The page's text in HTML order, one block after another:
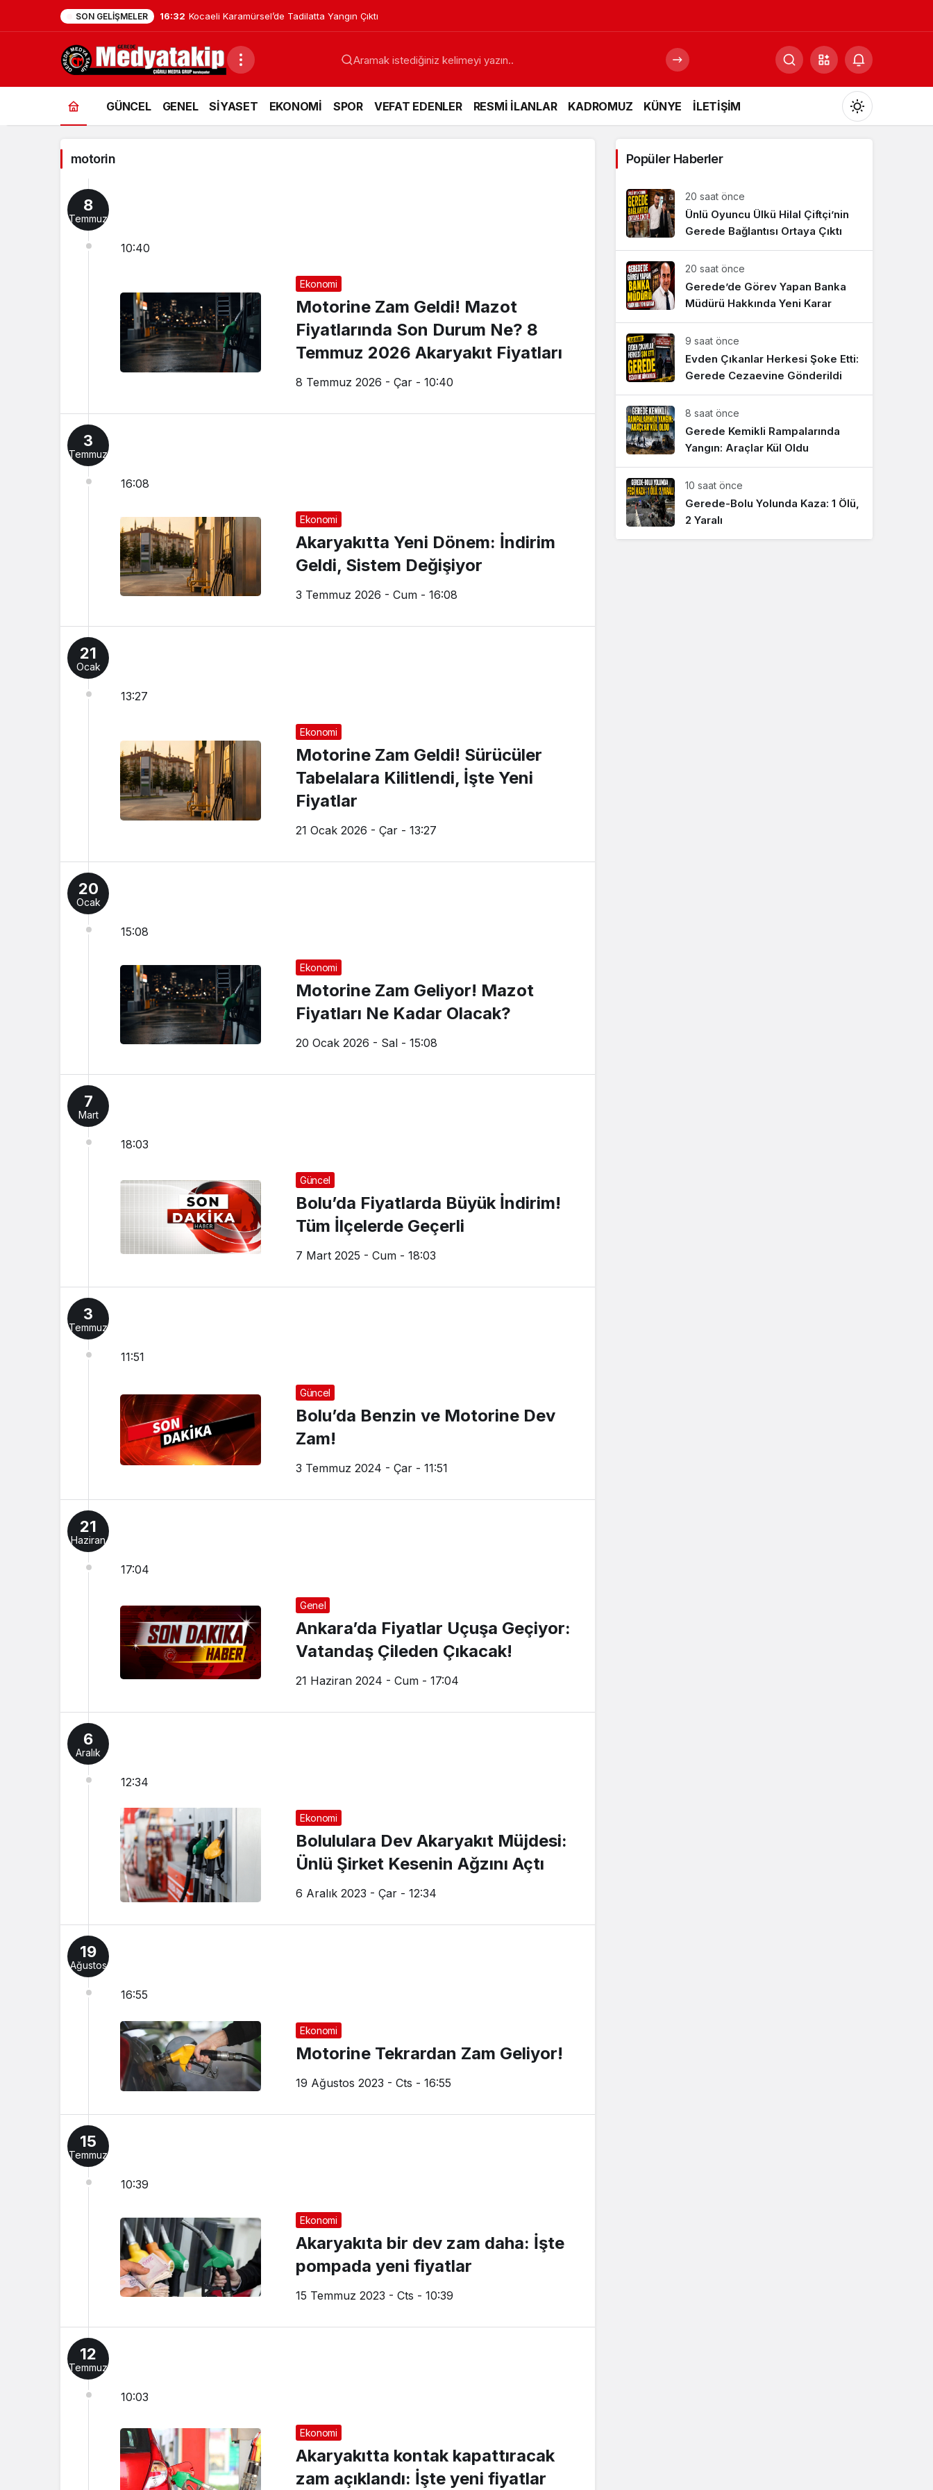
SON GELIŞMELER 16:32 Düzce’de Kadınlar Mutfak Atölyesi ile Profesyonelliğe Adım Attı
motorin
Haberleri
GÜNCEL GENEL SİYASET EKONOMİ SPOR VEFAT EDENLER RESMİ İLANLAR KADROMUZ KÜNYE İLETİŞİM
Mod
değiştir
Gündüz Modu
Gündüz modunu seçin.
Gece Modu
Gece modunu seçin.
Sistem modunu seçin.
motorin
8
Temmuz
10:40
Ekonomi
Motorine Zam Geldi! Mazot
Fiyatlarında Son Durum Ne? 8
Temmuz 2026 Akaryakıt Fiyatları
8 Temmuz 2026 - Çar - 10:40
3
Temmuz
16:08
Ekonomi
Akaryakıtta Yeni Dönem: İndirim
Geldi, Sistem Değişiyor
3 Temmuz 2026 - Cum - 16:08
21
Ocak
13:27
Ekonomi
Motorine Zam Geldi! Sürücüler
Tabelalara Kilitlendi, İşte Yeni
Fiyatlar
21 Ocak 2026 - Çar - 13:27
20
Ocak
15:08
Ekonomi
Motorine Zam Geliyor! Mazot
Fiyatları Ne Kadar Olacak?
20 Ocak 2026 - Sal - 15:08
7
Mart
18:03
Güncel
Bolu’da Fiyatlarda Büyük İndirim!
Tüm İlçelerde Geçerli
7 Mart 2025 - Cum - 18:03
3
Temmuz
11:51
Güncel
Bolu’da Benzin ve Motorine Dev
Zam!
3 Temmuz 2024 - Çar - 11:51
21
Haziran
17:04
Genel
Ankara’da Fiyatlar Uçuşa Geçiyor:
Vatandaş Çileden Çıkacak!
21 Haziran 2024 - Cum - 17:04
6
Aralık
12:34
Ekonomi
Bolululara Dev Akaryakıt Müjdesi:
Ünlü Şirket Kesenin Ağzını Açtı
6 Aralık 2023 - Çar - 12:34
19
Ağustos
16:55
Ekonomi
Motorine Tekrardan Zam Geliyor!
19 Ağustos 2023 - Cts - 16:55
15
Temmuz
10:39
Ekonomi
Akaryakıta bir dev zam daha: İşte
pompada yeni fiyatlar
15 Temmuz 2023 - Cts - 10:39
12
Temmuz
10:03
Ekonomi
Akaryakıtta kontak kapattıracak
zam açıklandı: İşte yeni fiyatlar
Popüler Haberler
20 saat önce
Ünlü Oyuncu Ülkü Hilal Çiftçi’nin
Gerede Bağlantısı Ortaya Çıktı
20 saat önce
Gerede’de Görev Yapan Banka
Müdürü Hakkında Yeni Karar
9 saat önce
Evden Çıkanlar Herkesi Şoke Etti:
Gerede Cezaevine Gönderildi
8 saat önce
Gerede Kemikli Rampalarında
Yangın: Araçlar Kül Oldu
10 saat önce
Gerede-Bolu Yolunda Kaza: 1 Ölü,
2 Yaralı